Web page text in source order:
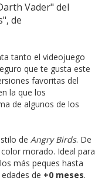
Vader" del
de
tanto el videojuego
que te gusta este
favoritas del
la que los
de algunos de los
de Angry Birds. De
morado. Ideal para
más peques hasta
de +0 meses.